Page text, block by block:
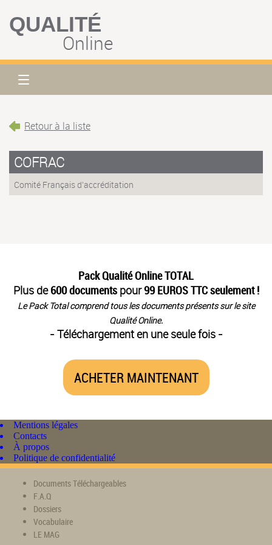
QUALITÉ
Online
Retour à la liste
COFRAC
Comité Français d'accréditation
Pack Qualité Online TOTAL
Plus de600 documentspour99 EUROS TTC seulement !
Le Pack Total comprend tous les documents présents sur le site
Qualité Online.
- Téléchargement en une seule fois -
ACHETER MAINTENANT
Mentions légales
Contacts
À propos
Politique de confidentialité
Documents Téléchargeables
F.A.Q
Dossiers
Vocabulaire
LE MAG